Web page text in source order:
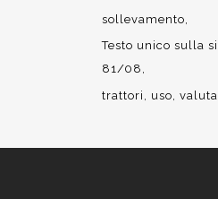
sollevamento
Testo unico sulla
81/08
trattori
uso